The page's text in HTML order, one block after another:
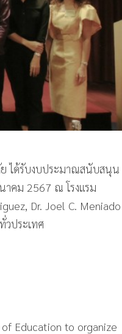
ได้รับงบประมาณสนับสนุน
าคม 2567 ณ โรงแรม
Dr. Joel C. Meniado
ประเทศ
Education to organize